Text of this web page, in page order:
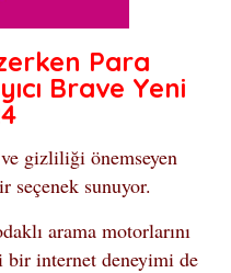
Para
Brave Yeni
gizliliği önemseyen
seçenek sunuyor.
arama motorlarını
bir internet deneyimi de